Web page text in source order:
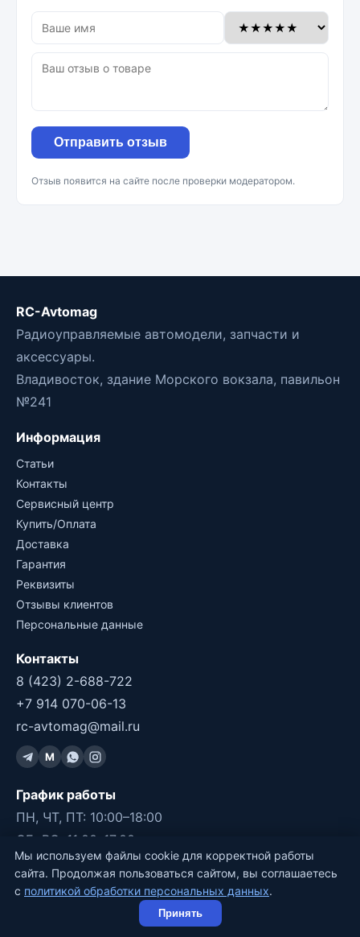
Отправить отзыв
Отзыв появится на сайте после проверки модератором.
RC-Avtomag
Радиоуправляемые автомодели, запчасти и
аксессуары.
Владивосток, здание Морского вокзала, павильон
№241
Информация
Статьи
Контакты
Сервисный центр
Купить/Оплата
Доставка
Гарантия
Реквизиты
Отзывы клиентов
Персональные данные
Контакты
8 (423) 2-688-722
+7 914 070-06-13
rc-avtomag@mail.ru
M
График работы
ПН, ЧТ, ПТ: 10:00–18:00
СБ, ВС: 11:00–17:00
ВТ, СР: ВЫХОДНОЙ
©2011-2026 RC-Avtomag, Владивосток
Мы используем файлы cookie для корректной работы
сайта. Продолжая пользоваться сайтом, вы соглашаетесь
с политикой обработки персональных данных.
Принять